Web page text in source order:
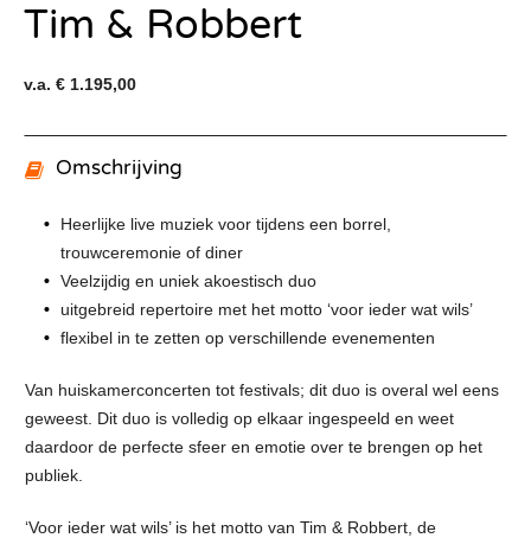
Tim & Robbert
v.a. € 1.195,00
Omschrijving
Heerlijke live muziek voor tijdens een borrel,
trouwceremonie of diner
Veelzijdig en uniek akoestisch duo
uitgebreid repertoire met het motto ‘voor ieder wat wils’
flexibel in te zetten op verschillende evenementen
Van huiskamerconcerten tot festivals; dit duo is overal wel eens
geweest. Dit duo is volledig op elkaar ingespeeld en weet
daardoor de perfecte sfeer en emotie over te brengen op het
publiek.
‘Voor ieder wat wils’ is het motto van Tim & Robbert, de